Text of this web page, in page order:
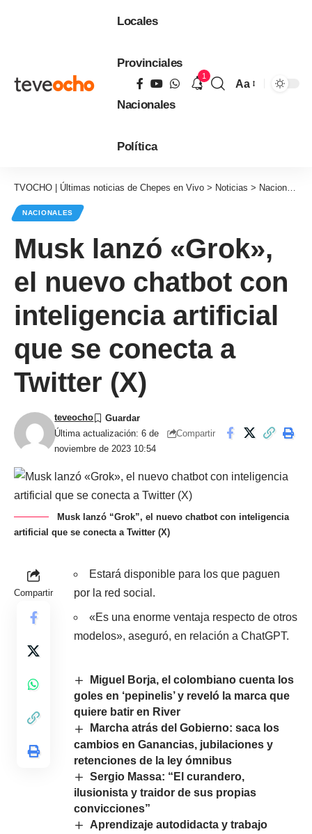
Locales
Provinciales
Nacionales
Política
1
Aa
TVOCHO | Últimas noticias de Chepes en Vivo > Noticias > Nacionales
NACIONALES
Musk lanzó «Grok»,
el nuevo chatbot con
inteligencia artificial
que se conecta a
Twitter (X)
Última actualización: 6 de
noviembre de 2023 10:54
teveocho
Compartir
Musk lanzó “Grok”, el nuevo chatbot con inteligencia
artificial que se conecta a Twitter (X)
Compartir
Estará disponible para los que paguen
por la red social.
«Es una enorme ventaja respecto de otros
modelos», aseguró, en relación a ChatGPT.
Miguel Borja, el colombiano cuenta los
goles en ‘pepinelis’ y reveló la marca que
quiere batir en River
Marcha atrás del Gobierno: saca los
cambios en Ganancias, jubilaciones y
retenciones de la ley ómnibus
Sergio Massa: “El curandero,
ilusionista y traidor de sus propias
convicciones”
Aprendizaje autodidacta y trabajo